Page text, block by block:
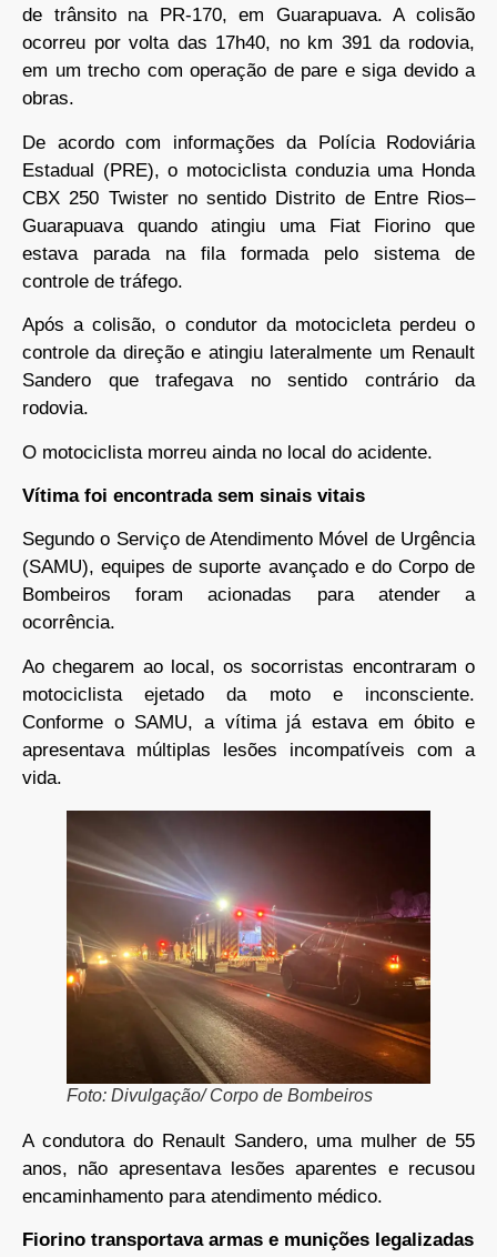
de trânsito na PR-170, em Guarapuava. A colisão
ocorreu por volta das 17h40, no km 391 da rodovia,
em um trecho com operação de pare e siga devido a
obras.
De acordo com informações da Polícia Rodoviária
Estadual (PRE), o motociclista conduzia uma Honda
CBX 250 Twister no sentido Distrito de Entre Rios–
Guarapuava quando atingiu uma Fiat Fiorino que
estava parada na fila formada pelo sistema de
controle de tráfego.
Após a colisão, o condutor da motocicleta perdeu o
controle da direção e atingiu lateralmente um Renault
Sandero que trafegava no sentido contrário da
rodovia.
O motociclista morreu ainda no local do acidente.
Vítima foi encontrada sem sinais vitais
Segundo o Serviço de Atendimento Móvel de Urgência
(SAMU), equipes de suporte avançado e do Corpo de
Bombeiros foram acionadas para atender a
ocorrência.
Ao chegarem ao local, os socorristas encontraram o
motociclista ejetado da moto e inconsciente.
Conforme o SAMU, a vítima já estava em óbito e
apresentava múltiplas lesões incompatíveis com a
vida.
Foto: Divulgação/ Corpo de Bombeiros
A condutora do Renault Sandero, uma mulher de 55
anos, não apresentava lesões aparentes e recusou
encaminhamento para atendimento médico.
Fiorino transportava armas e munições legalizadas